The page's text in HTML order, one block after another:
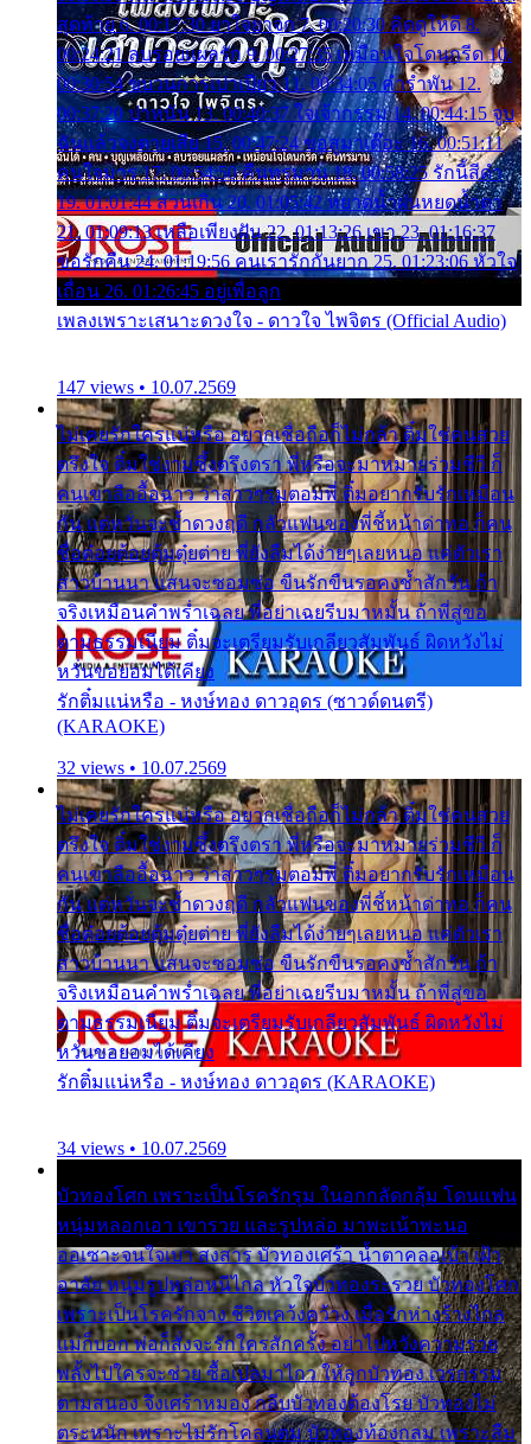
สุดท้าย 6. 00:17:30 ยาใจยาจก 7. 00:20:30 คิดดูให้ดี 8.
00:24:21 ลบรอยแผลรัก 9. 00:27:35 เหมือนใจโดนกรีด 10.
00:30:54 ขบวนการเปาเปียว 11. 00:34:05 คำรำพัน 12.
00:37:20 ปาหนัน 13. 00:40:37 ใจเจ้ากรรม 14. 00:44:15 จูบ
ฉันแล้วจงตายเสีย 15. 00:47:24 ขอสูมาเต๊อะ 16. 00:51:11
คนใจมาร 17. 00:54:50 คืนทรมาน 18. 00:58:25 รักนี้สีดำ
19. 01:01:44 ส่วนเกิน 20. 01:05:42 หยาดน้ำฝนหยดน้ำตา
21. 01:09:13 เหลือเพียงฝัน 22. 01:13:26 เขา 23. 01:16:37
ขอรักคืน 24. 01:19:56 คนเรารักกันยาก 25. 01:23:06 หัวใจ
เถื่อน 26. 01:26:45 อยู่เพื่อลูก
เพลงเพราะเสนาะดวงใจ - ดาวใจ ไพจิตร (Official Audio)
147 views • 10.07.2569
ไม่เคยรักใครแน่หรือ อยากเชื่อถือก็ไม่กล้า ติ๋มใช่คนสวย
ตรึงใจ ติ๋มใช่งามซึ้งตรึงตรา พี่หรือจะมาหมายร่วมชีวี ก็
คนเขาลืออื้อฉาว ว่าสาวๆรุมตอมพี่ ติ๋มอยากรับรักเหมือน
กัน แต่หวั่นจะช้ำดวงฤดี กลัวแฟนของพี่ชี้หน้าด่าทอ ก็คน
ชื่อต๋อยต้อยตุ้มตุ๋ยต่าย พี่ยังลืมได้ง่ายๆเลยหนอ แค่ตัวเรา
สาวบ้านนา แสนจะซอมซ่อ ขืนรักขืนรอคงช้ำสักวัน ถ้า
จริงเหมือนคำพร่ำเฉลย พี่อย่าเฉยรีบมาหมั้น ถ้าพี่สู่ขอ
ตามธรรมเนียม ติ๋มจะเตรียมรับเกลียวสัมพันธ์ ผิดหวังไม่
หวั่นขอยอมได้เคียง
รักติ๋มแน่หรือ - หงษ์ทอง ดาวอุดร (ซาวด์ดนตรี)
(KARAOKE)
32 views • 10.07.2569
ไม่เคยรักใครแน่หรือ อยากเชื่อถือก็ไม่กล้า ติ๋มใช่คนสวย
ตรึงใจ ติ๋มใช่งามซึ้งตรึงตรา พี่หรือจะมาหมายร่วมชีวี ก็
คนเขาลืออื้อฉาว ว่าสาวๆรุมตอมพี่ ติ๋มอยากรับรักเหมือน
กัน แต่หวั่นจะช้ำดวงฤดี กลัวแฟนของพี่ชี้หน้าด่าทอ ก็คน
ชื่อต๋อยต้อยตุ้มตุ๋ยต่าย พี่ยังลืมได้ง่ายๆเลยหนอ แค่ตัวเรา
สาวบ้านนา แสนจะซอมซ่อ ขืนรักขืนรอคงช้ำสักวัน ถ้า
จริงเหมือนคำพร่ำเฉลย พี่อย่าเฉยรีบมาหมั้น ถ้าพี่สู่ขอ
ตามธรรมเนียม ติ๋มจะเตรียมรับเกลียวสัมพันธ์ ผิดหวังไม่
หวั่นขอยอมได้เคียง
รักติ๋มแน่หรือ - หงษ์ทอง ดาวอุดร (KARAOKE)
34 views • 10.07.2569
บัวทองโศก เพราะเป็นโรครักรุม ในอกกลัดกลุ้ม โดนแฟน
หนุ่มหลอกเอา เขารวย และรูปหล่อ มาพะเน้าพะนอ
ออเซาะจนใจเบา สงสาร บัวทองเศร้า น้ำตาคลอเบ้า เฝ้า
อาลัย หนุ่มรูปหล่อหนีไกล หัวใจบัวทองระรวย บัวทองโศก
เพราะเป็นโรครักจาง ชีวิตเคว้งคว้าง เมื่อรักห่างร้างไกล
แม่ก็บอก พ่อก็สั่งจะรักใครสักครั้ง อย่าไปหวังความรวย
พลั้งไปใครจะช่วย ซื้อเปลมาไกว ให้ลูกบัวทอง เวรกรรม
ตามสนอง จึงเศร้าหมอง กลีบบัวทองต้องโรย บัวทองไม่
ตระหนัก เพราะไม่รักโคลนตม บัวทองท้องกลม เพราะลืม